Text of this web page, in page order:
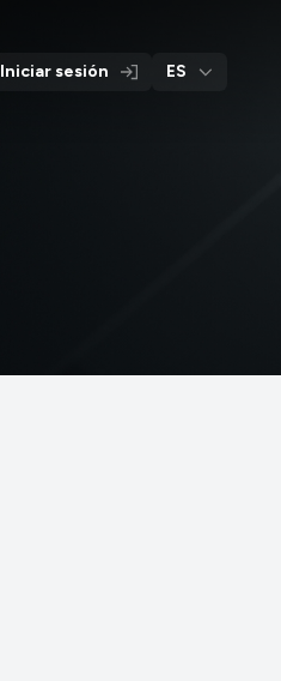
Iniciar sesión ES